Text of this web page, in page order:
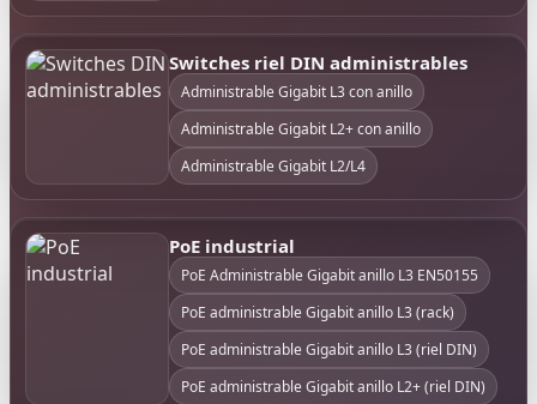
Switches riel DIN administrables
Administrable Gigabit L3 con anillo
Administrable Gigabit L2+ con anillo
Administrable Gigabit L2/L4
PoE industrial
PoE Administrable Gigabit anillo L3 EN50155
PoE administrable Gigabit anillo L3 (rack)
PoE administrable Gigabit anillo L3 (riel DIN)
PoE administrable Gigabit anillo L2+ (riel DIN)